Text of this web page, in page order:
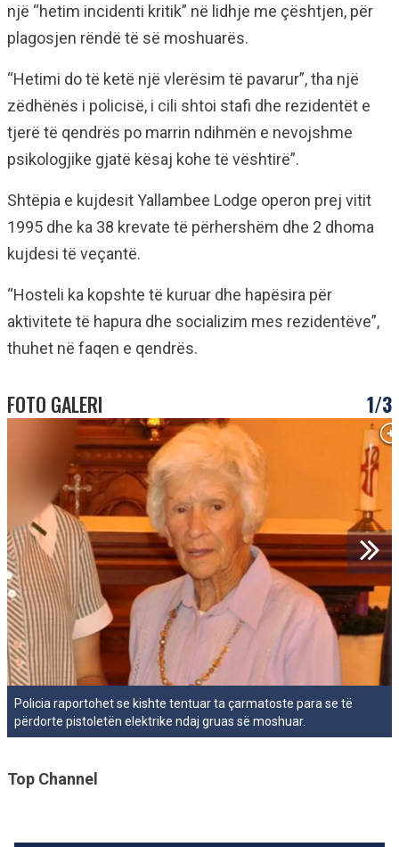
një “hetim incidenti kritik” në lidhje me çështjen, për
plagosjen rëndë të së moshuarës.
“Hetimi do të ketë një vlerësim të pavarur”, tha një
zëdhënës i policisë, i cili shtoi stafi dhe rezidentët e
tjerë të qendrës po marrin ndihmën e nevojshme
psikologjike gjatë kësaj kohe të vështirë”.
Shtëpia e kujdesit Yallambee Lodge operon prej vitit
1995 dhe ka 38 krevate të përhershëm dhe 2 dhoma
kujdesi të veçantë.
“Hosteli ka kopshte të kuruar dhe hapësira për
aktivitete të hapura dhe socializim mes rezidentëve”,
thuhet në faqen e qendrës.
FOTO GALERI 1/3
Policia raportohet se kishte tentuar ta çarmatoste para se të
përdorte pistoletën elektrike ndaj gruas së moshuar.
Top Channel